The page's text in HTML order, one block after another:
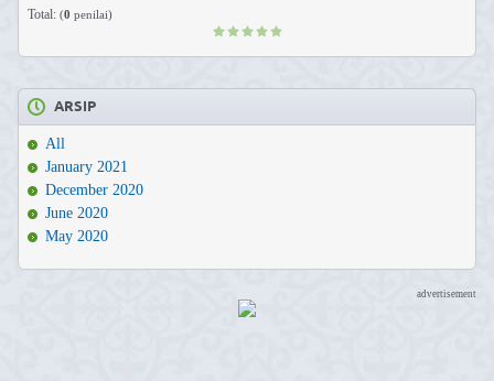
Total: (0 penilai)
ARSIP
All
January 2021
December 2020
June 2020
May 2020
advertisement